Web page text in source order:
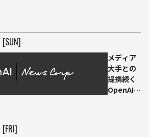
[SUN]
メディア
大手との
提携続く
OpenAI
[FRI]